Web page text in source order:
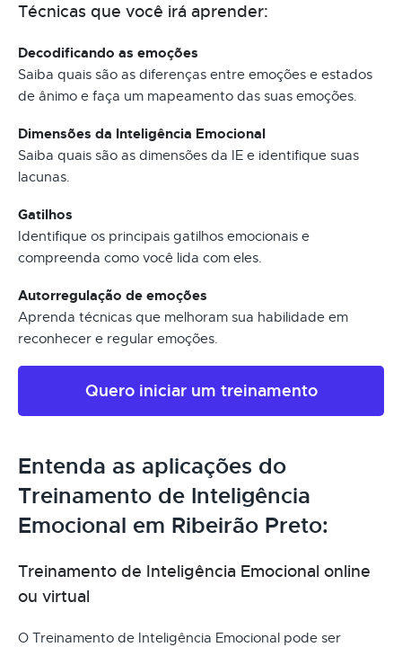
Técnicas que você irá aprender:
Decodificando as emoções
Saiba quais são as diferenças entre emoções e estados
de ânimo e faça um mapeamento das suas emoções.
Dimensões da Inteligência Emocional
Saiba quais são as dimensões da IE e identifique suas
lacunas.
Gatilhos
Identifique os principais gatilhos emocionais e
compreenda como você lida com eles.
Autorregulação de emoções
Aprenda técnicas que melhoram sua habilidade em
reconhecer e regular emoções.
Quero iniciar um treinamento
Entenda as aplicações do
Treinamento de Inteligência
Emocional em Ribeirão Preto:
Treinamento de Inteligência Emocional online
ou virtual
O Treinamento de Inteligência Emocional pode ser